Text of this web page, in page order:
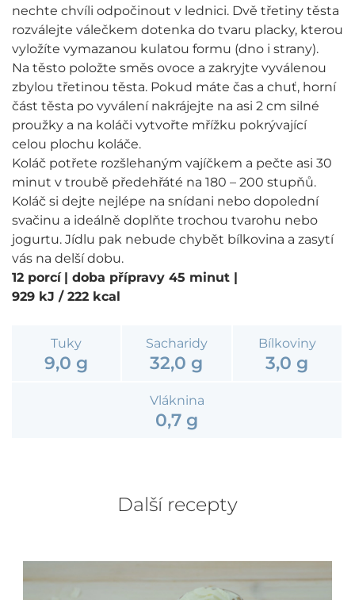
nechte chvíli odpočinout v lednici. Dvě třetiny těsta
rozválejte válečkem dotenka do tvaru placky, kterou
vyložíte vymazanou kulatou formu (dno i strany).
Na těsto položte směs ovoce a zakryjte vyválenou
zbylou třetinou těsta. Pokud máte čas a chuť, horní
část těsta po vyválení nakrájejte na asi 2 cm silné
proužky a na koláči vytvořte mřížku pokrývající
celou plochu koláče.
Koláč potřete rozšlehaným vajíčkem a pečte asi 30
minut v troubě předehřáté na 180 – 200 stupňů.
Koláč si dejte nejlépe na snídani nebo dopolední
svačinu a ideálně doplňte trochou tvarohu nebo
jogurtu. Jídlu pak nebude chybět bílkovina a zasytí
vás na delší dobu.
12 porcí | doba přípravy 45 minut |
929 kJ / 222 kcal
Tuky
9,0 g
Sacharidy
32,0 g
Bílkoviny
3,0 g
Vláknina
0,7 g
Další recepty